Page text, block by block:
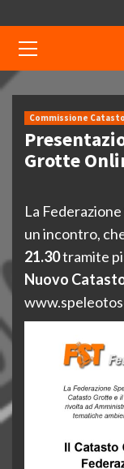
Menu
Commissione Catasto
Grotte
La
un incontro,
21.30tramite
Nuovo